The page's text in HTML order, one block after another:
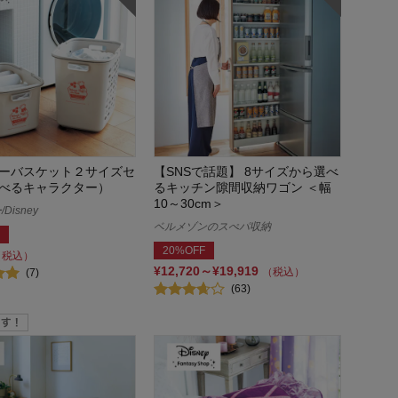
バスケット２サイズセ
るキャラクター）
Disney
込）
(7)
【SNSで話題】 8サイズから選べ
るキッチン隙間収納ワゴン ＜幅
10～30cm＞
ベルメゾンのスぺパ収納
20%OFF
¥12,720～¥19,919
（税込）
(63)